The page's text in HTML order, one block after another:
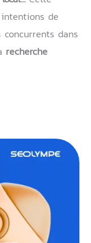
de
concurrents dans
recherche